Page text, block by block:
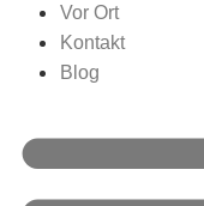
Vor Ort
Kontakt
Blog